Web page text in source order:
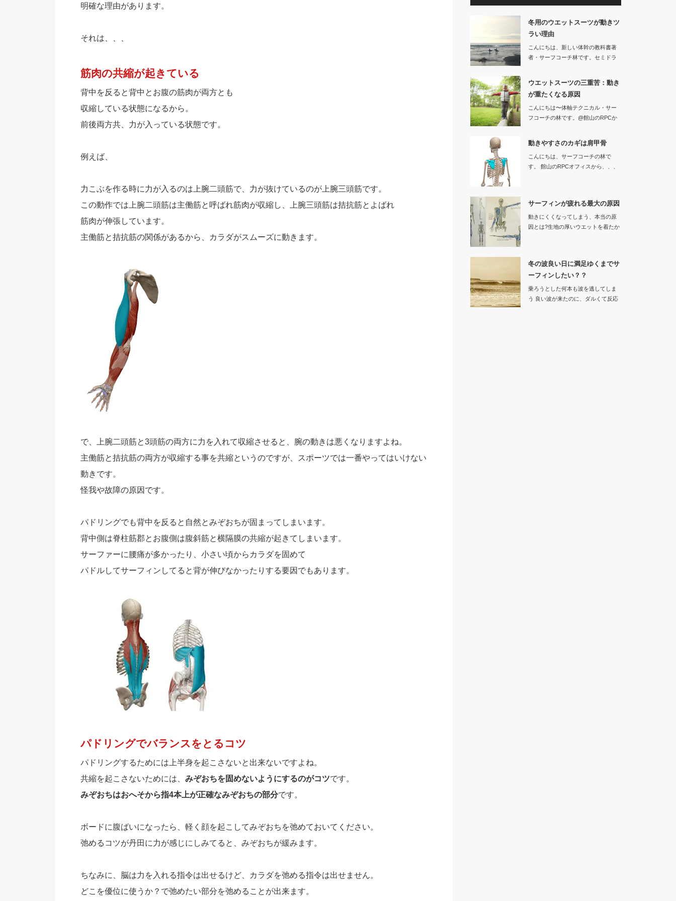
明確な理由があります。
それは、、、
筋肉の共縮が起きている
背中を反ると背中とお腹の筋肉が両方とも
収縮している状態になるから。
前後両方共、力が入っている状態です。
例えば、
力こぶを作る時に力が入るのは上腕二頭筋で、力が抜けているのが上腕三頭筋です。
この動作では上腕二頭筋は主働筋と呼ばれ筋肉が収縮し、上腕三頭筋は拮抗筋とよばれ
筋肉が伸張しています。
主働筋と拮抗筋の関係があるから、カラダがスムーズに動きます。
で、上腕二頭筋と3頭筋の両方に力を入れて収縮させると、腕の動きは悪くなりますよね。
主働筋と拮抗筋の両方が収縮する事を共縮というのですが、スポーツでは一番やってはいけない
動きです。
怪我や故障の原因です。
パドリングでも背中を反ると自然とみぞおちが固まってしまいます。
背中側は脊柱筋郡とお腹側は腹斜筋と横隔膜の共縮が起きてしまいます。
サーファーに腰痛が多かったり、小さい頃からカラダを固めて
パドルしてサーフィンしてると背が伸びなかったりする要因でもあります。
パドリングでバランスをとるコツ
パドリングするためには上半身を起こさないと出来ないですよね。
共縮を起こさないためには、 みぞおちを固めないようにするのがコツです。
みぞおちはおへそから指4本上が正確なみぞおちの部分です。
ボードに腹ばいになったら、軽く顔を起こしてみぞおちを弛めておいてください。
弛めるコツが丹田に力が感じにしみてると、みぞおちが緩みます。
ちなみに、脳は力を入れる指令は出せるけど、カラダを弛める指令は出せません。
どこを優位に使うか？で弛めたい部分を弛めることが出来ます。
冬用のウエットスーツが動きツ
ラい理由
こんにちは、新しい体幹の教科書著
者・サーフコーチ林です。セミドラ
ウエットスーツの三重苦：動き
が重たくなる原因
こんにちは〜体軸テクニカル・サー
フコーチの林です。@館山のRPCか
動きやすさのカギは肩甲骨
こんにちは、サーフコーチの林で
す。 館山のRPCオフィスから、、、
サーフィンが疲れる最大の原因
動きにくくなってしまう、本当の原
因とは?生地の厚いウエットを着たか
冬の波良い日に満足ゆくまでサ
ーフィンしたい？？
乗ろうとした何本も波を逃してしま
う 良い波が来たのに、ダルくて反応